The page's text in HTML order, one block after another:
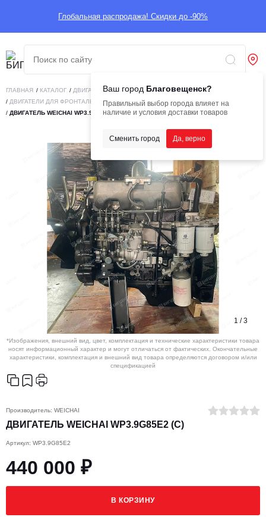
Глобальная распродажа! Скидки до -90%
Ваш город Благовещенск?
Правильный выбор города влияет на
наличие и условия доставки товаров
Сменить город Да, верно
ГЛАВНАЯ / КАТАЛОГ / ДВИГАТЕЛИ /ДВИГАТЕЛИ ДЛЯ СПЕЦТЕХНИКИ
/ ДВИГАТЕЛИ ДЛЯ ФРОНТАЛЬНЫХ ПОГРУЗЧИКОВ
/ ДВИГАТЕЛЬ WEICHAI WP3.9G85E2 (C)
1 /3
*Изображения, внешний вид, цвет, комплектация и технические характеристики товара
носят информационный характер и могут отличаться от фактических. Окончательные
характеристики, комплектация и внешний вид товара определяются договором и/или
спецификацией
Производитель: WEICHAI
ДВИГАТЕЛЬ WEICHAI WP3.9G85E2 (C)
Артикул: WP3.9G85E2
440 000 ₽
В КОРЗИНУ